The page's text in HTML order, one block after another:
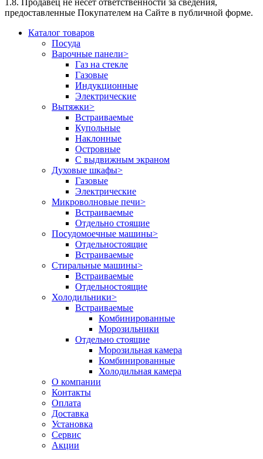
предоставленные Покупателем на Сайте в публичной форме.
Каталог товаров
Посуда
Варочные панели>
Газ на стекле
Газовые
Индукционные
Электрические
Вытяжки>
Встраиваемые
Купольные
Наклонные
Островные
С выдвижным экраном
Духовые шкафы>
Газовые
Электрические
Микроволновые печи>
Встраиваемые
Отдельно стоящие
Посудомоечные машины>
Отдельностоящие
Встраиваемые
Стиральные машины>
Встраиваемые
Отдельностоящие
Холодильники>
Встраиваемые
Комбинированные
Морозильники
Отдельно стоящие
Морозильная камера
Комбинированные
Холодильная камера
О компании
Контакты
Оплата
Доставка
Установка
Сервис
Акции